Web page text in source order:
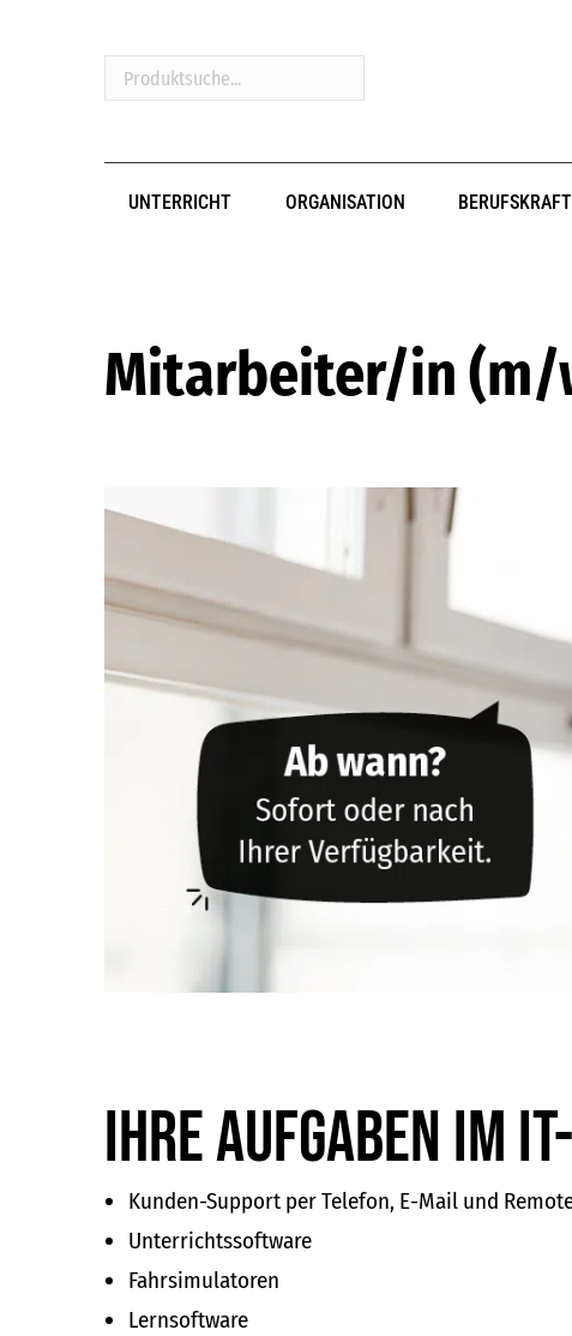
Produktsuche...
UNTERRICHT ORGANISATION
Mitarbeiter/in (m/
Ihre Aufgaben im
Kunden-Support per Telefon, E-Mail und
Unterrichtssoftware
Fahrsimulatoren
Lernsoftware